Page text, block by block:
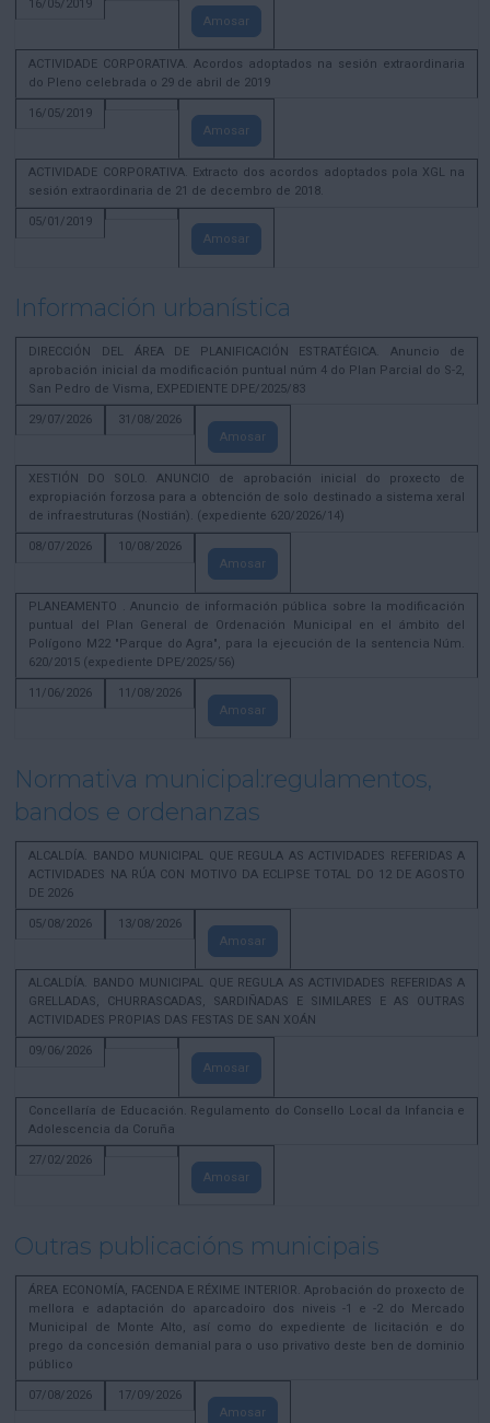
16/05/2019
Amosar
ACTIVIDADE CORPORATIVA. Acordos adoptados na sesión extraordinaria
do Pleno celebrada o 29 de abril de 2019
16/05/2019
Amosar
ACTIVIDADE CORPORATIVA. Extracto dos acordos adoptados pola XGL na
sesión extraordinaria de 21 de decembro de 2018.
05/01/2019
Amosar
Información urbanística
DIRECCIÓN DEL ÁREA DE PLANIFICACIÓN ESTRATÉGICA. Anuncio de
aprobación inicial da modificación puntual núm 4 do Plan Parcial do S-2,
San Pedro de Visma, EXPEDIENTE DPE/2025/83
29/07/2026
31/08/2026
Amosar
XESTIÓN DO SOLO. ANUNCIO de aprobación inicial do proxecto de
expropiación forzosa para a obtención de solo destinado a sistema xeral
de infraestruturas (Nostián). (expediente 620/2026/14)
08/07/2026
10/08/2026
Amosar
PLANEAMENTO . Anuncio de información pública sobre la modificación
puntual del Plan General de Ordenación Municipal en el ámbito del
Polígono M22 "Parque do Agra", para la ejecución de la sentencia Núm.
620/2015 (expediente DPE/2025/56)
11/06/2026
11/08/2026
Amosar
Normativa municipal:regulamentos,
bandos e ordenanzas
ALCALDÍA. BANDO MUNICIPAL QUE REGULA AS ACTIVIDADES REFERIDAS A
ACTIVIDADES NA RÚA CON MOTIVO DA ECLIPSE TOTAL DO 12 DE AGOSTO
DE 2026
05/08/2026
13/08/2026
Amosar
ALCALDÍA. BANDO MUNICIPAL QUE REGULA AS ACTIVIDADES REFERIDAS A
GRELLADAS, CHURRASCADAS, SARDIÑADAS E SIMILARES E AS OUTRAS
ACTIVIDADES PROPIAS DAS FESTAS DE SAN XOÁN
09/06/2026
Amosar
Concellaría de Educación. Regulamento do Consello Local da Infancia e
Adolescencia da Coruña
27/02/2026
Amosar
Outras publicacións municipais
ÁREA ECONOMÍA, FACENDA E RÉXIME INTERIOR. Aprobación do proxecto de
mellora e adaptación do aparcadoiro dos niveis -1 e -2 do Mercado
Municipal de Monte Alto, así como do expediente de licitación e do
prego da concesión demanial para o uso privativo deste ben de dominio
público
07/08/2026
17/09/2026
Amosar